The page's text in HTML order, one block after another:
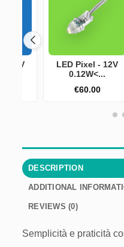
- 12V
LED Pixel - 12V
0.12W<...
€60.00
DESCRIPTION
ADDITIONAL
REVIEWS (0)
Semplicità e praticità